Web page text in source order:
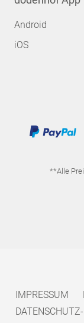
Android
iOS
**Alle
IMPRESSUM